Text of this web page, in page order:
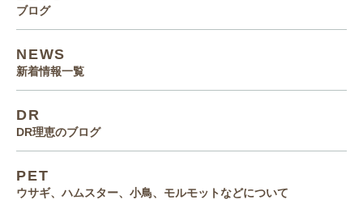
ブログ
NEWS
新着情報一覧
DR
DR理恵のブログ
PET
ウサギ、ハムスター、小鳥、モルモットなどについて